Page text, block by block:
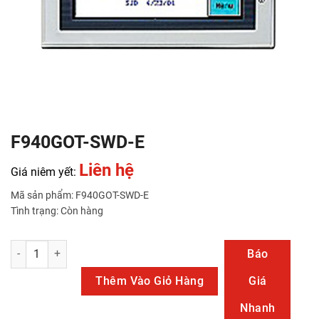
F940GOT-SWD-E
Giá niêm yết: Liên hệ
Mã sản phẩm: F940GOT-SWD-E
Tình trạng: Còn hàng
F940GOT-SWD-E số lượng
Thêm Vào Giỏ Hàng
Báo
Giá
Nhanh